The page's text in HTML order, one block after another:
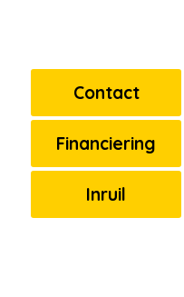
Contact
Financiering
Inruil